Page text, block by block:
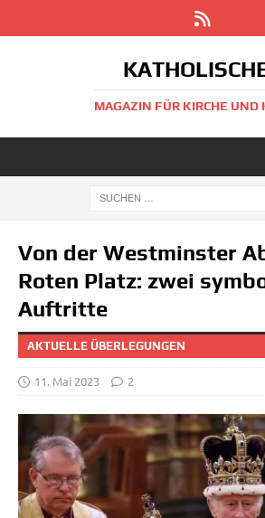
MAGAZIN FÜR KIRCHE UND
Von der Westminster
Roten Platz: zwei
Auftritte
AKTUELLE ÜBERLEGUNGEN
11. Mai 2023 2